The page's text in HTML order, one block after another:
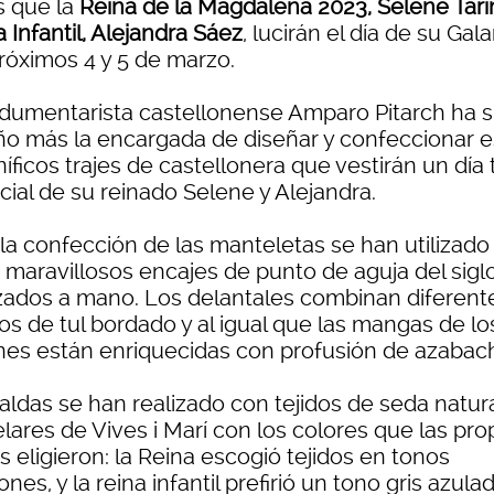
que la Reina de la Magdalena 2023, Selene
Infantil, Alejandra Sáez, lucirán el día de su
4 y 5 de marzo.
castellonense Amparo Pitarch ha
más la encargada de diseñar y confeccionar
trajes de castellonera que vestirán un día
de su reinado Selene y Alejandra.
confección de las manteletas se han utilizado
encajes de punto de aguja del
a mano. Los delantales combinan
de tul bordado y al igual que las mangas de
están enriquecidas con profusión de
se han realizado con tejidos de seda
de Vives i Marí con los colores que las
eligieron: la Reina escogió tejidos en tonos
y la reina infantil prefirió un tono gris